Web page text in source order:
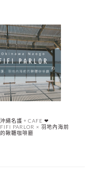
沖繩名護。CAFE ❤︎
FIFI PARLOR × 羽地內海前
的鞦韆咖啡廳